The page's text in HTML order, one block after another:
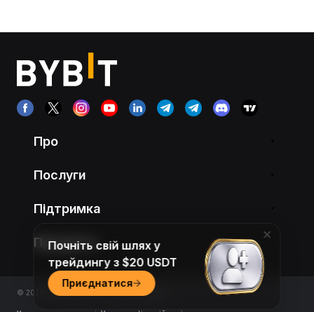
Про
Послуги
Підтримка
Продукти
© 2018-2026 Bybit.com. All rights reserved.
Почніть свій шлях у
трейдингу з $20 USDT
Приєднатися